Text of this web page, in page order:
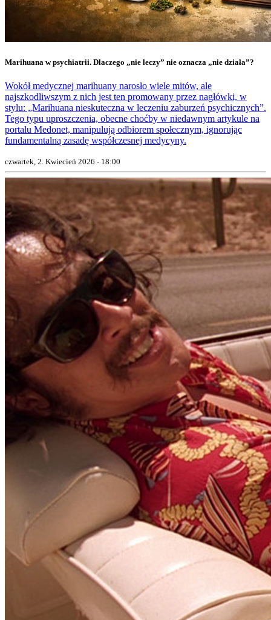
Marihuana w psychiatrii. Dlaczego „nie leczy” nie oznacza „nie działa”?
Wokół medycznej marihuany narosło wiele mitów, ale
najszkodliwszym z nich jest ten promowany przez nagłówki, w
stylu: „Marihuana nieskuteczna w leczeniu zaburzeń psychicznych”.
Tego typu uproszczenia, obecne choćby w niedawnym artykule na
portalu Medonet, manipulują odbiorem społecznym, ignorując
fundamentalną zasadę współczesnej medycyny.
czwartek, 2. Kwiecień 2026 - 18:00